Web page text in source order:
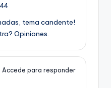
tema candente!
Opiniones.
Accede para responder